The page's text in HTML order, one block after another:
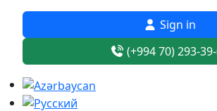
Sign in
(+994 70) 293-